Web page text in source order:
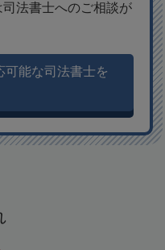
法書士へのご相談が
可能な司法書士を